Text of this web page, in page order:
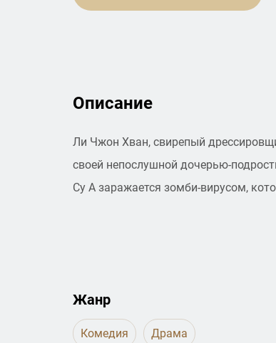
Описание
Ли Чжон Хван, свирепый
своей непослушной дочерью-
Су А заражается зомби-вирусом,
Жанр
Комедия Драма